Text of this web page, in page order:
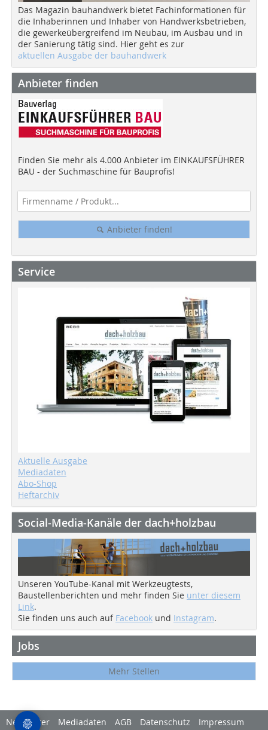
Das Magazin bauhandwerk bietet Fachinformationen für
die Inhaberinnen und Inhaber von Handwerksbetrieben,
die gewerkeübergreifend im Neubau, im Ausbau und in
der Sanierung tätig sind. Hier geht es zur
aktuellen Ausgabe der bauhandwerk
Anbieter finden
Finden Sie mehr als 4.000 Anbieter im EINKAUFSFÜHRER
BAU - der Suchmaschine für Bauprofis!
Anbieter finden!
Service
Aktuelle Ausgabe
Mediadaten
Abo-Shop
Heftarchiv
Social-Media-Kanäle der dach+holzbau
Unseren YouTube-Kanal mit Werkzeugtests,
Baustellenberichten und mehr finden Sie unter diesem
Link.
Sie finden uns auch auf Facebook und Instagram.
Jobs
Mehr Stellen
Newsletter Mediadaten AGB Datenschutz Impressum